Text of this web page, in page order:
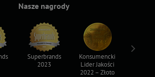
Nasze nagrody
Superbrands
2023
Konsumencki
Lider Jakości
2022 – Złoto